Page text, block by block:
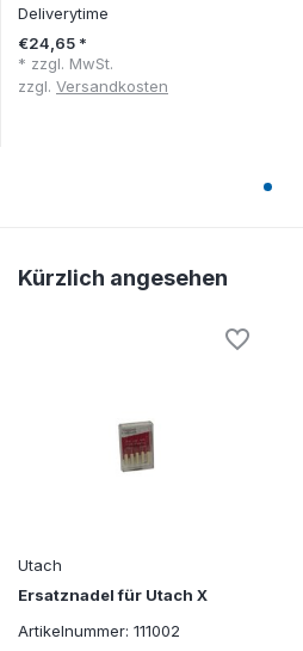
Deliverytime
€24,65 *
* zzgl. MwSt.
zzgl. Versandkosten
Kürzlich angesehen
Utach
Ersatznadel für Utach X
Artikelnummer: 111002